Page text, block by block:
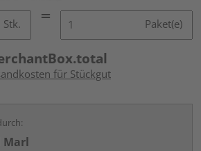
Stk. Paket(e)
für Stückgut
Marl